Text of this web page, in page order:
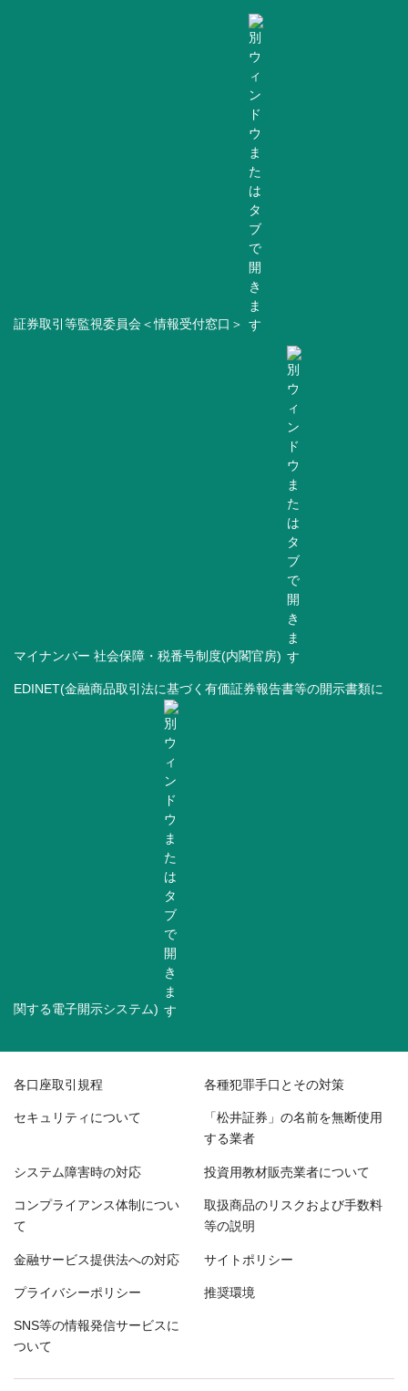
証券取引等監視委員会＜情報受付窓口＞
マイナンバー 社会保障・税番号制度(内閣官房)
EDINET(金融商品取引法に基づく有価証券報告書等の開示書類に
関する電子開示システム)
各口座取引規程 各種犯罪手口とその対策
セキュリティについて 「松井証券」の名前を無断使用
する業者
システム障害時の対応 投資用教材販売業者について
コンプライアンス体制につい
て
取扱商品のリスクおよび手数料
等の説明
金融サービス提供法への対応 サイトポリシー
プライバシーポリシー 推奨環境
SNS等の情報発信サービスに
ついて